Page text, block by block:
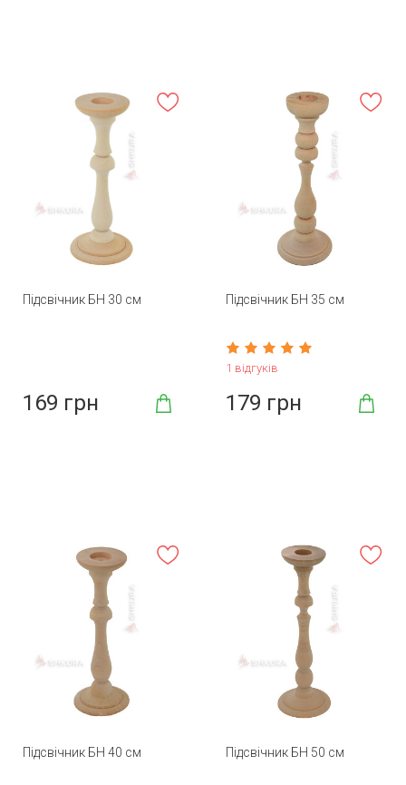
Підсвічник БН 30 см
169 грн
Підсвічник БН 35 см
1 відгуків
179 грн
Підсвічник БН 40 см Підсвічник БН 50 см